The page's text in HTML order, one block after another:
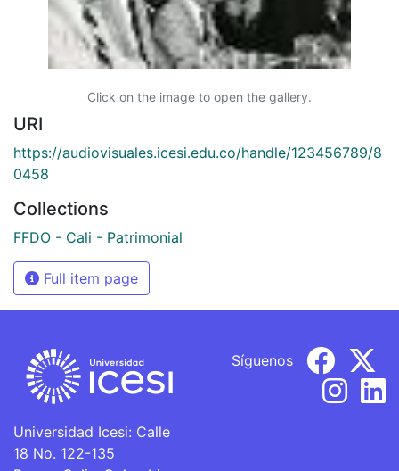
Click on the image to open the gallery.
URI
https://audiovisuales.icesi.edu.co/handle/123456789/8
0458
Collections
FFDO - Cali - Patrimonial
Full item page
Universidad Icesi: Calle
18 No. 122-135
Síguenos